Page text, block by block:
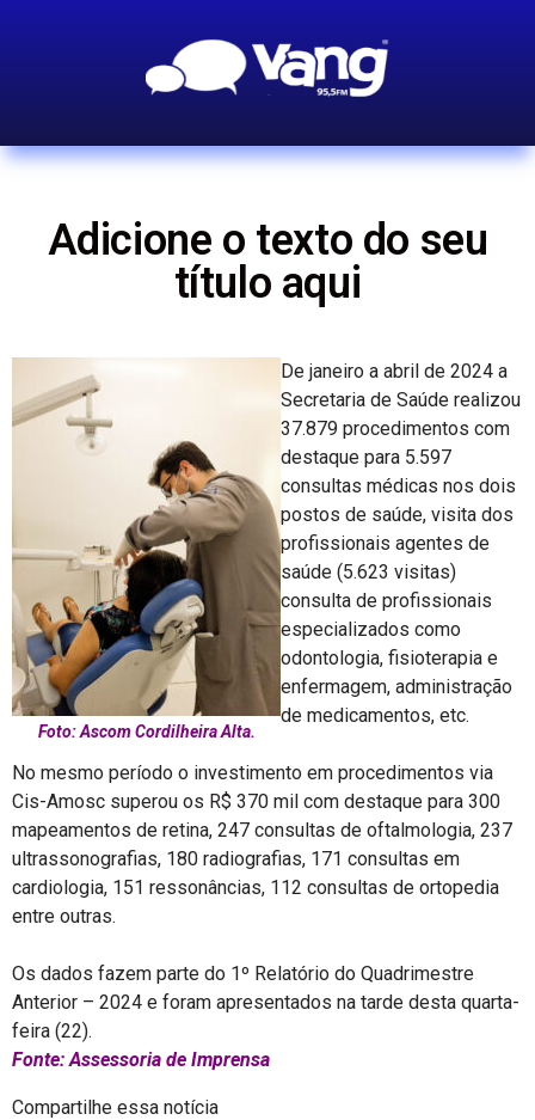
Adicione o texto do seu
título aqui
Foto: Ascom Cordilheira Alta.
De janeiro a abril de 2024 a
Secretaria de Saúde realizou
37.879 procedimentos com
destaque para 5.597
consultas médicas nos dois
postos de saúde, visita dos
profissionais agentes de
saúde (5.623 visitas)
consulta de profissionais
especializados como
odontologia, fisioterapia e
enfermagem, administração
de medicamentos, etc.
No mesmo período o investimento em procedimentos via
Cis-Amosc superou os R$ 370 mil com destaque para 300
mapeamentos de retina, 247 consultas de oftalmologia, 237
ultrassonografias, 180 radiografias, 171 consultas em
cardiologia, 151 ressonâncias, 112 consultas de ortopedia
entre outras.
Os dados fazem parte do 1º Relatório do Quadrimestre
Anterior – 2024 e foram apresentados na tarde desta quarta-
feira (22).
Fonte: Assessoria de Imprensa
Compartilhe essa notícia